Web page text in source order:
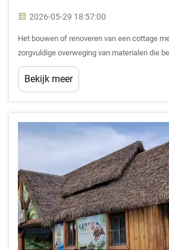
2026-05-29 18:57:00
Het bouwen of renoveren van een cottage
zorgvuldige overweging van materialen die
weersomstandigheden, terwijl de
van traditionele rietdekking behouden blijft.
Bekijk meer